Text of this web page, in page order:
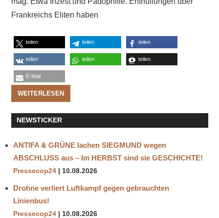
Frankreichs Eliten haben
teilen teilen teilen
teilen teilen teilen
E-Mail
WEITERLESEN
NEWSTICKER
ANTIFA & GRÜNE lachen SIEGMUND wegen
ABSCHLUSS aus – Im HERBST sind sie GESCHICHTE!
Pressecop24 10.08.2026
Drohne verliert Luftkampf gegen gebrauchten
Linienbus!
Pressecop24 10.08.2026